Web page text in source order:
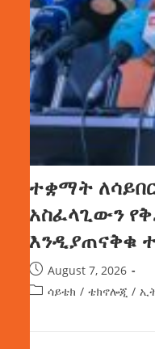
ተቋማት
አስፈላጊውን
እንዲያጠናቅቁ
August 7, 2026
ሳይቴክ / ቴክኖሎጂ /